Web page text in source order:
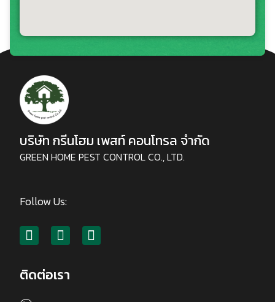
บริษัท กรีนโฮม เพสท์ คอนโทรล จำกัด
GREEN HOME PEST CONTROL CO., LTD.
Follow Us:
ติดต่อเรา